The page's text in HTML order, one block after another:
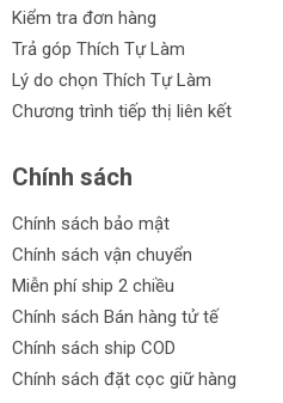
Kiểm tra đơn hàng
Trả góp Thích Tự Làm
Lý do chọn Thích Tự Làm
Chương trình tiếp thị liên kết
Chính sách
Chính sách bảo mật
Chính sách vận chuyển
Miễn phí ship 2 chiều
Chính sách Bán hàng tử tế
Chính sách ship COD
Chính sách đặt cọc giữ hàng